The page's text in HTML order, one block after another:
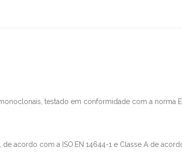
testado em conformidade com a norma
acordo com a ISO:EN 14644-1 e Classe A de